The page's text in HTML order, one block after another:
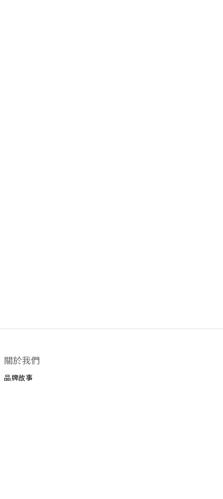
關於我們
品牌故事